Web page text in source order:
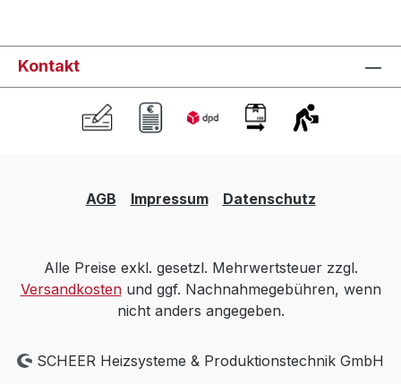
Kontakt
AGB Impressum Datenschutz
Alle Preise exkl. gesetzl. Mehrwertsteuer zzgl.
Versandkostenund ggf. Nachnahmegebühren, wenn
nicht anders angegeben.
SCHEER Heizsysteme & Produktionstechnik GmbH